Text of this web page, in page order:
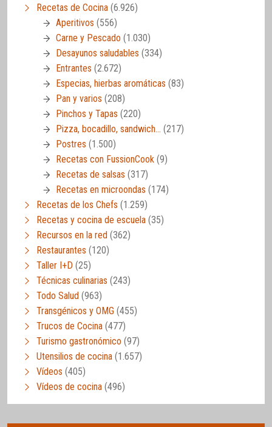
Recetas de Cocina (6.926)
Aperitivos (556)
Carne y Pescado (1.030)
Desayunos saludables (334)
Entrantes (2.672)
Especias, hierbas aromáticas (83)
Pan y varios (208)
Pinchos y Tapas (220)
Pizza, bocadillo, sandwich… (217)
Postres (1.500)
Recetas con FussionCook (9)
Recetas de salsas (317)
Recetas en microondas (174)
Recetas de los Chefs (1.259)
Recetas y cocina de escuela (35)
Recursos en la red (362)
Restaurantes (120)
Taller I+D (25)
Técnicas culinarias (243)
Todo Salud (963)
Transgénicos y OMG (455)
Trucos de Cocina (477)
Turismo gastronómico (97)
Utensilios de cocina (1.657)
Vídeos (405)
Vídeos de cocina (496)